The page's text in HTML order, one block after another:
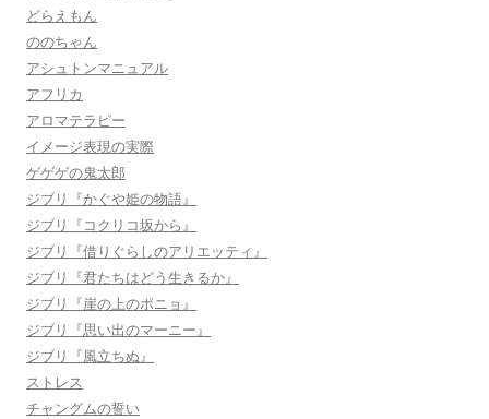
どらえもん
ののちゃん
アシュトンマニュアル
アフリカ
アロマテラピー
イメージ表現の実際
ゲゲゲの鬼太郎
ジブリ『かぐや姫の物語』
ジブリ『コクリコ坂から』
ジブリ『借りぐらしのアリエッティ』
ジブリ『君たちはどう生きるか』
ジブリ『崖の上のポニョ』
ジブリ『思い出のマーニー』
ジブリ『風立ちぬ』
ストレス
チャングムの誓い